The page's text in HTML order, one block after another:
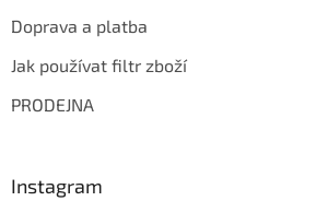
Doprava a platba
Jak používat filtr zboží
PRODEJNA
Instagram